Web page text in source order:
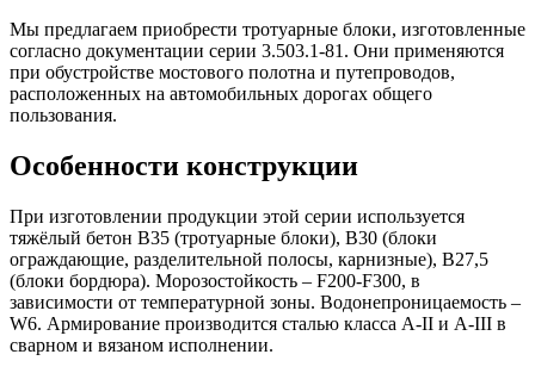
Мы предлагаем приобрести тротуарные блоки, изготовленные
согласно документации серии 3.503.1-81. Они применяются
при обустройстве мостового полотна и путепроводов,
расположенных на автомобильных дорогах общего
пользования.
Особенности конструкции
При изготовлении продукции этой серии используется
тяжёлый бетон В35 (тротуарные блоки), В30 (блоки
ограждающие, разделительной полосы, карнизные), В27,5
(блоки бордюра). Морозостойкость – F200-F300, в
зависимости от температурной зоны. Водонепроницаемость –
W6. Армирование производится сталью класса А-II и А-III в
сварном и вязаном исполнении.